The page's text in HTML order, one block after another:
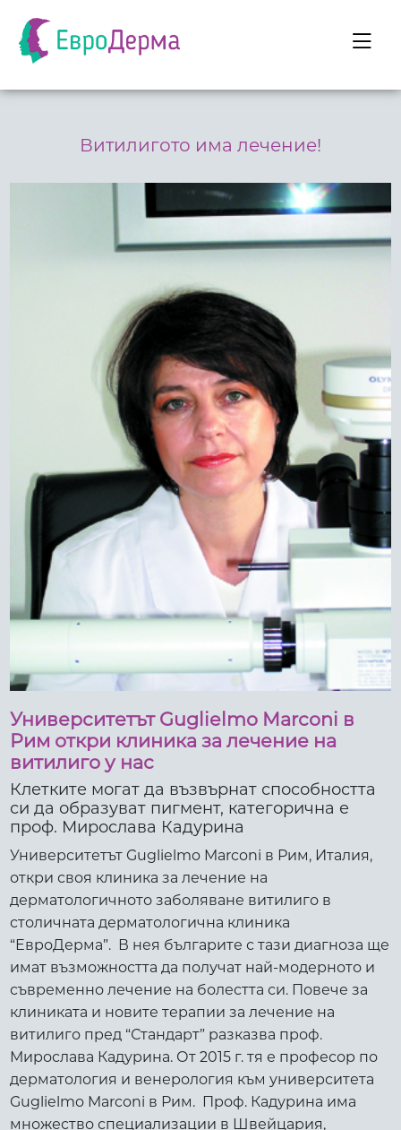
Витилигото има лечение!
Университетът Guglielmo Marconi в
Рим откри клиника за лечение на
витилиго у нас
Клетките могат да възвърнат способността
си да образуват пигмент, категорична е
проф. Мирослава Кадурина
Университетът Guglielmo Marconi в Рим, Италия,
откри своя клиника за лечение на
дерматологичното заболяване витилиго в
столичната дерматологична клиника
“ЕвроДерма”. В нея българите с тази диагноза ще
имат възможността да получат най-модерното и
съвременно лечение на болестта си. Повече за
клиниката и новите терапии за лечение на
витилиго пред “Стандарт” разказва проф.
Мирослава Кадурина. От 2015 г. тя е професор по
дерматология и венерология към университета
Guglielmo Marconi в Рим. Проф. Кадурина има
множество специализации в Швейцария,